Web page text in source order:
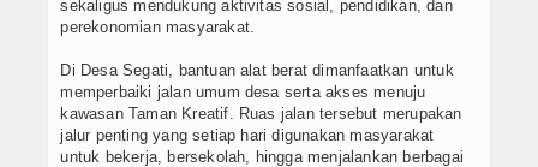
sekaligus mendukung aktivitas sosial, pendidikan, dan
perekonomian masyarakat.
Di Desa Segati, bantuan alat berat dimanfaatkan untuk
memperbaiki jalan umum desa serta akses menuju
kawasan Taman Kreatif. Ruas jalan tersebut merupakan
jalur penting yang setiap hari digunakan masyarakat
untuk bekerja, bersekolah, hingga menjalankan berbagai